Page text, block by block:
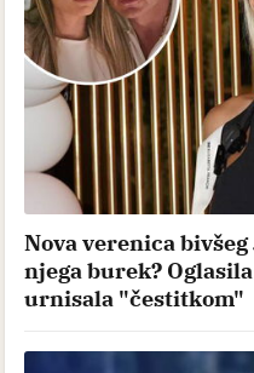
Nova verenica
njega burek?
urnisala "čestitkom"